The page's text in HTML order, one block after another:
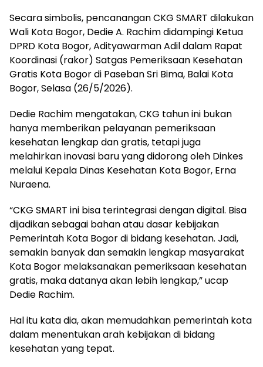
Secara simbolis, pencanangan CKG SMART dilakukan
Wali Kota Bogor, Dedie A. Rachim didampingi Ketua
DPRD Kota Bogor, Adityawarman Adil dalam Rapat
Koordinasi (rakor) Satgas Pemeriksaan Kesehatan
Gratis Kota Bogor di Paseban Sri Bima, Balai Kota
Bogor, Selasa (26/5/2026).
Dedie Rachim mengatakan, CKG tahun ini bukan
hanya memberikan pelayanan pemeriksaan
kesehatan lengkap dan gratis, tetapi juga
melahirkan inovasi baru yang didorong oleh Dinkes
melalui Kepala Dinas Kesehatan Kota Bogor, Erna
Nuraena.
“CKG SMART ini bisa terintegrasi dengan digital. Bisa
dijadikan sebagai bahan atau dasar kebijakan
Pemerintah Kota Bogor di bidang kesehatan. Jadi,
semakin banyak dan semakin lengkap masyarakat
Kota Bogor melaksanakan pemeriksaan kesehatan
gratis, maka datanya akan lebih lengkap,” ucap
Dedie Rachim.
Hal itu kata dia, akan memudahkan pemerintah kota
dalam menentukan arah kebijakan di bidang
kesehatan yang tepat.